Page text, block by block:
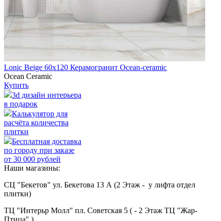
Lonic Beige 60х120 Керамогранит Ocean-ceramic
Ocean Ceramic
Купить
3d дизайн интерьера
в подарок
Калькулятор для
расчёта количества
плитки
Бесплатная доставка
по городу при заказе
от 30 000 рублей
Наши магазины:
СЦ "Бекетов" ул. Бекетова 13 А (2 Этаж - у лифта отдел
плитки)
ТЦ "Интерьр Молл" пл. Советская 5 ( - 2 Этаж ТЦ "Жар-